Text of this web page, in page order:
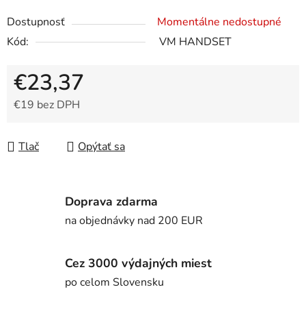
Dostupnosť
Momentálne nedostupné
Kód:
VM HANDSET
€23,37
€19 bez DPH
Tlač
Opýtať sa
Doprava zdarma
na objednávky nad 200 EUR
Cez 3000 výdajných miest
po celom Slovensku